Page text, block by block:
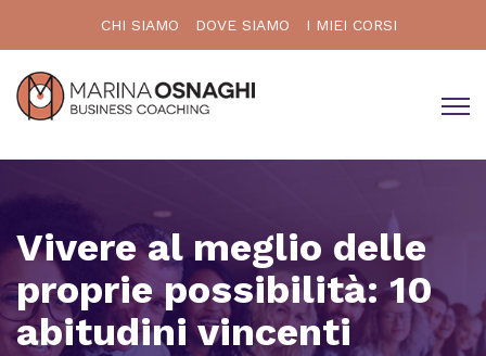
CHI SIAMO DOVE SIAMO I MIEI CORSI
Vivere al meglio delle
proprie possibilità: 10
abitudini vincenti